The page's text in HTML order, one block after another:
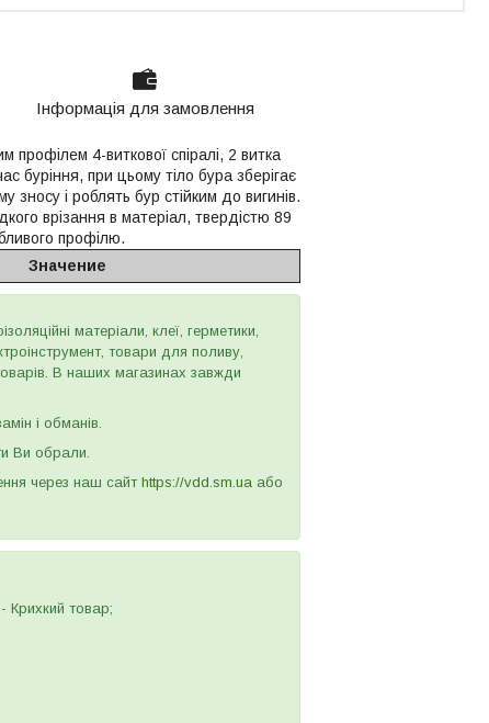
Інформація для замовлення
профілем 4-виткової спіралі, 2 витка
буріння, при цьому тіло бура зберігає
зносу і роблять бур стійким до вигинів.
врізання в матеріал, твердістю 89
профілю.
Значение
матеріали, клеї, герметики,
товари для поливу,
В наших магазинах завжди
і обманів.
Ви обрали.
через наш сайт https://vdd.sm.ua або
Крихкий товар;